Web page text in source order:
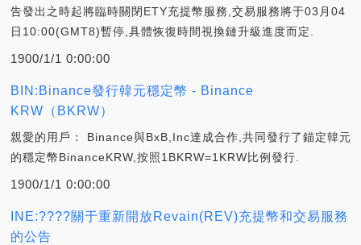
告發出之時起將臨時關閉ETY充提幣服務,交易服務將于03月04
日10:00(GMT8)暫停,具體恢復時間視換鏈升級進度而定.
1900/1/1 0:00:00
BIN:Binance發行韓元穩定幣 - Binance
KRW（BKRW）
親愛的用戶： Binance與BxB,Inc達成合作,共同發行了錨定韓元
的穩定幣BinanceKRW,按照1BKRW=1KRW比例發行.
1900/1/1 0:00:00
INE:????關于重新開放Revain(REV)充提幣和交易服務
的公告